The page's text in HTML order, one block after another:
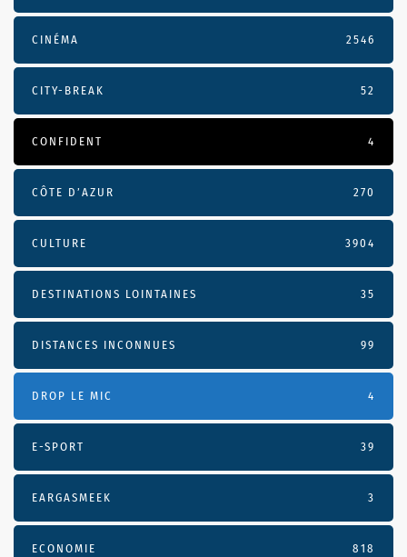
CINÉMA 2546
CITY-BREAK 52
CONFIDENT 4
CÔTE D’AZUR 270
CULTURE 3904
DESTINATIONS LOINTAINES 35
DISTANCES INCONNUES 99
DROP LE MIC 4
E-SPORT 39
EARGASMEEK 3
ECONOMIE 818